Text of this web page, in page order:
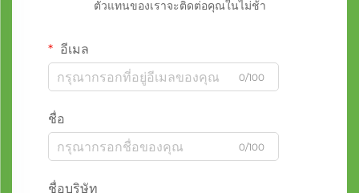
ตัวแทนของเราจะติดต่อคุณในไม่ช้า
อีเมล
0/100
ชื่อ
0/100
ชื่อบริษัท